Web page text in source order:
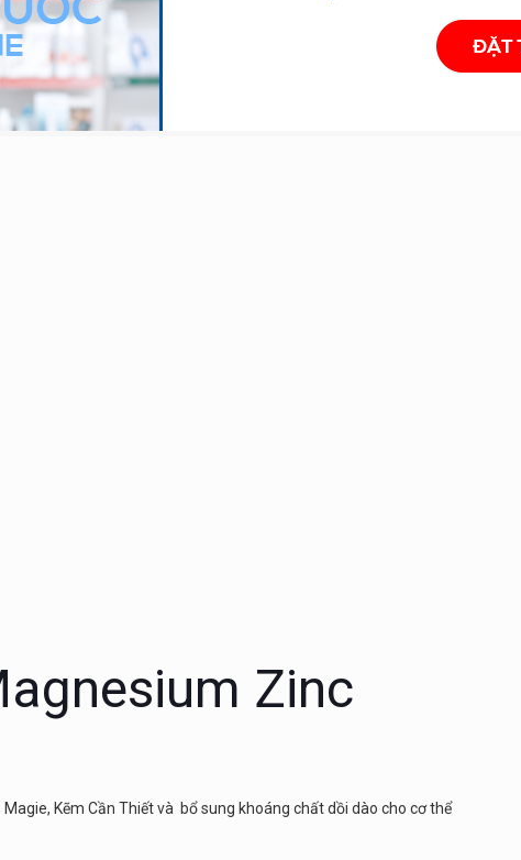
Zinc
Kẽm Cần Thiết và bổ sung khoáng chất dồi dào cho cơ thể